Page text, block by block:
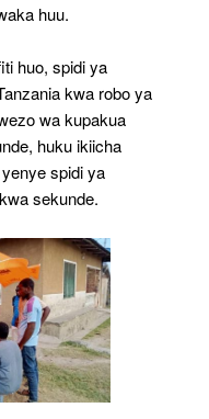
huu.
huo, spidi ya
kwa robo ya
wa kupakua
huku ikiicha
spidi ya
sekunde.